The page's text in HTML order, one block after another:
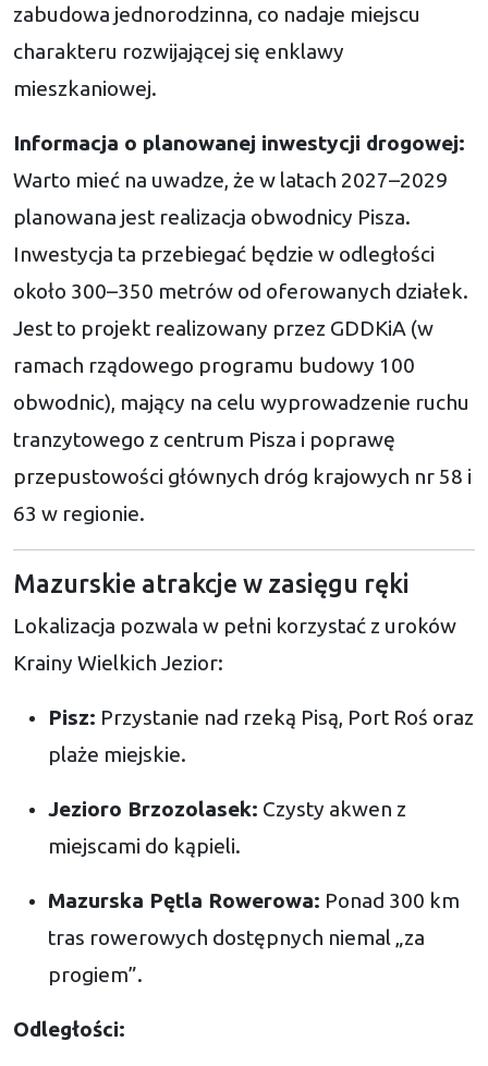
zabudowa jednorodzinna, co nadaje miejscu
charakteru rozwijającej się enklawy
mieszkaniowej.
Informacja o planowanej inwestycji drogowej:
Warto mieć na uwadze, że w latach 2027–2029
planowana jest realizacja obwodnicy Pisza.
Inwestycja ta przebiegać będzie w odległości
około 300–350 metrów od oferowanych działek.
Jest to projekt realizowany przez GDDKiA (w
ramach rządowego programu budowy 100
obwodnic), mający na celu wyprowadzenie ruchu
tranzytowego z centrum Pisza i poprawę
przepustowości głównych dróg krajowych nr 58 i
63 w regionie.
Mazurskie atrakcje w zasięgu ręki
Lokalizacja pozwala w pełni korzystać z uroków
Krainy Wielkich Jezior:
Pisz: Przystanie nad rzeką Pisą, Port Roś oraz
plaże miejskie.
Jezioro Brzozolasek: Czysty akwen z
miejscami do kąpieli.
Mazurska Pętla Rowerowa: Ponad 300 km
tras rowerowych dostępnych niemal „za
progiem”.
Odległości: